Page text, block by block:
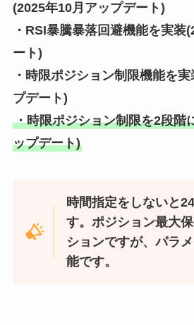
(2025年10月アップデート)
・RSI暴騰暴落回避機能を実装
ート)
・時限ポジション制限機能を
プデート)
・時限ポジション制限を2段階
ップデート)
時間指定をしないと
す。ポジション最大
ションですが、パラ
能です。